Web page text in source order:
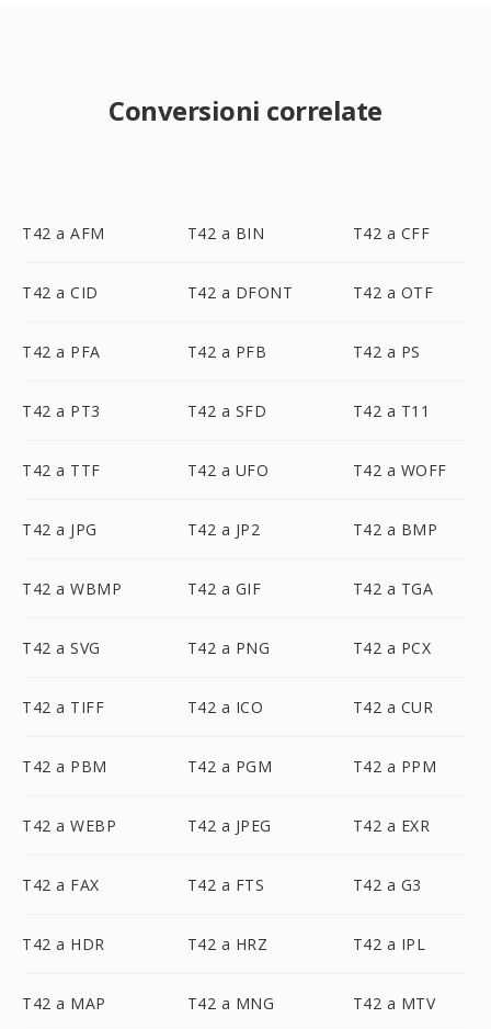
Conversioni correlate
T42 a AFM T42 a BIN T42 a CFF
T42 a CID T42 a DFONT T42 a OTF
T42 a PFA T42 a PFB T42 a PS
T42 a PT3 T42 a SFD T42 a T11
T42 a TTF T42 a UFO T42 a WOFF
T42 a JPG T42 a JP2 T42 a BMP
T42 a WBMP T42 a GIF T42 a TGA
T42 a SVG T42 a PNG T42 a PCX
T42 a TIFF T42 a ICO T42 a CUR
T42 a PBM T42 a PGM T42 a PPM
T42 a WEBP T42 a JPEG T42 a EXR
T42 a FAX T42 a FTS T42 a G3
T42 a HDR T42 a HRZ T42 a IPL
T42 a MAP T42 a MNG T42 a MTV